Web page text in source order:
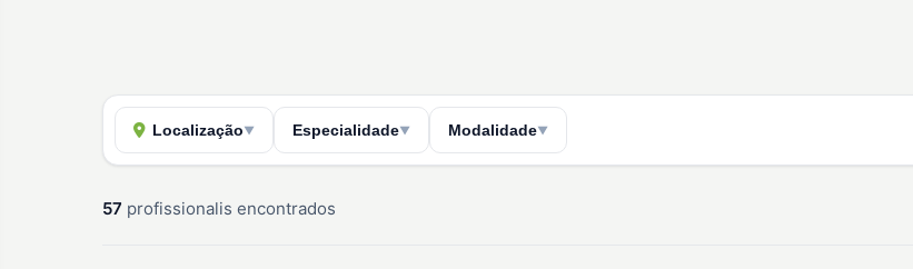
Localização▼ Especialidade▼ Modalidade▼
57 profissionalis encontrados